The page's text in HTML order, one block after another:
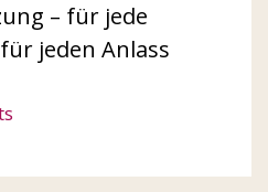
– für jede
jeden Anlass